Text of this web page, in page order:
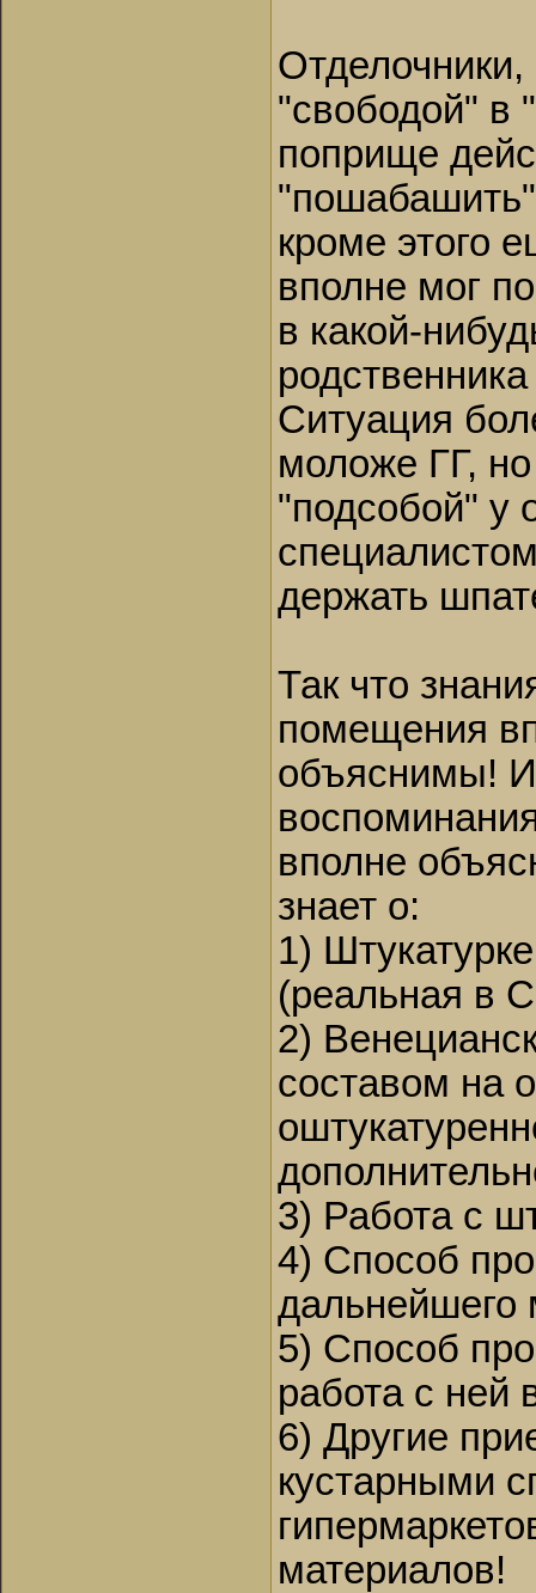
"свободой" в
поприще
кроме этого
вполне мог
в какой-
Ситуация
моложе ГГ,
"подсобой" у
держать
Так что
помещения
объяснимы! И
вполне
знает о:
1)
(реальная в
2)
составом на
3) Работа с
4) Способ
дальнейшего
5) Способ
работа с ней
6) Другие
кустарными
материалов!